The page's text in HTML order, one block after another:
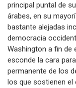
principal puntal de
árabes, en su
bastante alejadas
democracia
Washington a fin de
esconde la cara
permanente de los
los que sostienen